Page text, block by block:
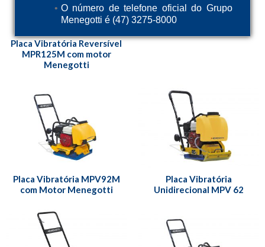
O número de telefone oficial do Grupo
Menegotti é (47) 3275-8000
Placa Vibratória Reversível
MPR125M com motor
Menegotti
Placa Vibratória MPV92M
com Motor Menegotti
Placa Vibratória
Unidirecional MPV 62